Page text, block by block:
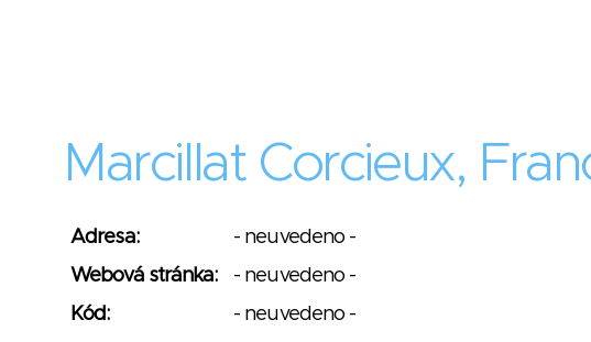
Marcillat Corcieux,
Adresa:
- neuvedeno -
Webová stránka:
- neuvedeno -
Kód:
- neuvedeno -